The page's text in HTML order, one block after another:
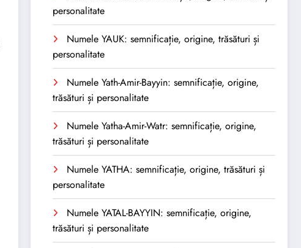
personalitate
Numele YAUK: semnificație, origine, trăsături și
personalitate
Numele Yath-Amir-Bayyin: semnificație, origine,
trăsături și personalitate
Numele Yatha-Amir-Watr: semnificație, origine,
trăsături și personalitate
Numele YATHA: semnificație, origine, trăsături și
personalitate
Numele YATAL-BAYYIN: semnificație, origine,
trăsături și personalitate